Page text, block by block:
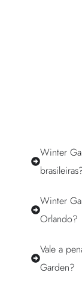
Winter
Winter
Orlando?
Vale a
Garden?